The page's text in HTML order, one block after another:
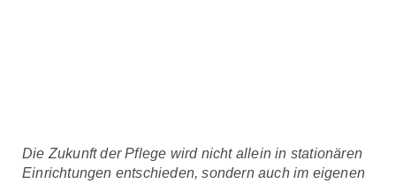
Die Zukunft der Pflege wird nicht allein in stationären
Einrichtungen entschieden, sondern auch im eigenen